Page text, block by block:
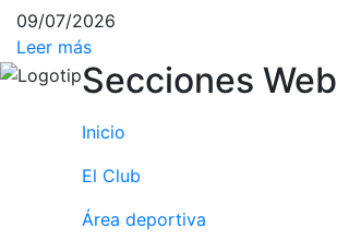
Restaurante
El Snack
Chill Out
Bar Piscina
Patrocinio
09/07/2026
Leer más
Secciones Web
Inicio
El Club
Área deportiva